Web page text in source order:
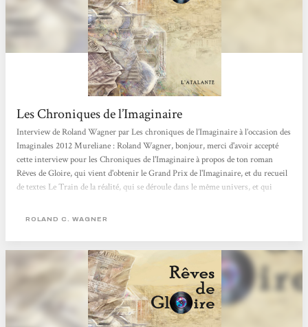
Les Chroniques de l’Imaginaire
Interview de Roland Wagner par Les chroniques de l’Imaginaire à l’occasion des
Imaginales 2012 Mureliane : Roland Wagner, bonjour, merci d'avoir accepté
cette interview pour les Chroniques de l'Imaginaire à propos de ton roman
Rêves de Gloire, qui vient d'obtenir le Grand Prix de l'Imaginaire, et du recueil
de textes Le Train de la réalité, qui se déroule dans le même univers, et qui
important dans le paysage de la SF, et de l'uchronie, et dans ta carrière, puisque
ROLAND C. WAGNER